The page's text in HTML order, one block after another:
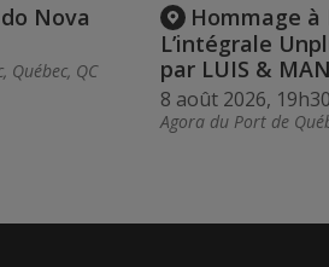
Nova
Québec, QC
Hommage à
L’intégrale
par LUIS &
8 août 2026, 19h30
Agora du Port de